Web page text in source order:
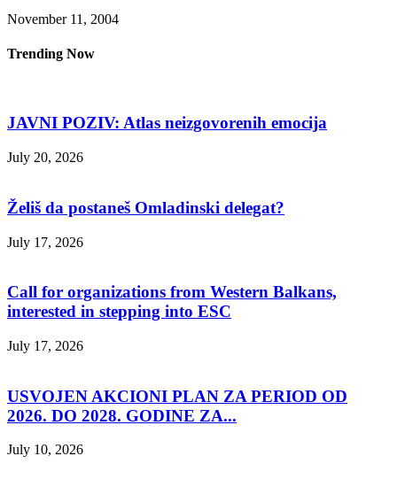
November 11, 2004
Trending Now
JAVNI POZIV: Atlas neizgovorenih emocija
July 20, 2026
Želiš da postaneš Omladinski delegat?
July 17, 2026
Call for organizations from Western Balkans,
interested in stepping into ESC
July 17, 2026
USVOJEN AKCIONI PLAN ZA PERIOD OD
2026. DO 2028. GODINE ZA...
July 10, 2026